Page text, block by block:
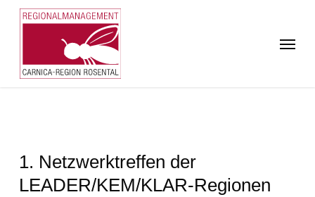
Skip
content
Menu
1. Netzwerktreffen der
LEADER/KEM/KLAR-Regionen